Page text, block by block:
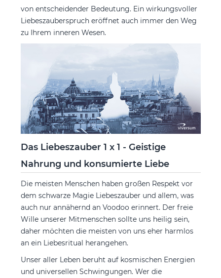
von entscheidender Bedeutung. Ein wirkungsvoller
Liebeszauberspruch eröffnet auch immer den Weg
zu Ihrem inneren Wesen.
Das Liebeszauber 1 x 1 - Geistige
Nahrung und konsumierte Liebe
Die meisten Menschen haben großen Respekt vor
dem schwarze Magie Liebeszauber und allem, was
auch nur annähernd an Voodoo erinnert. Der freie
Wille unserer Mitmenschen sollte uns heilig sein,
daher möchten die meisten von uns eher harmlos
an ein Liebesritual herangehen.
Unser aller Leben beruht auf kosmischen Energien
und universellen Schwingungen. Wer die